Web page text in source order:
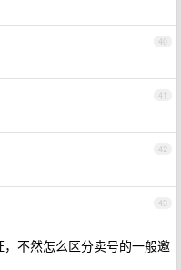
40
41
42
43
不然怎么区分卖号的一般邀